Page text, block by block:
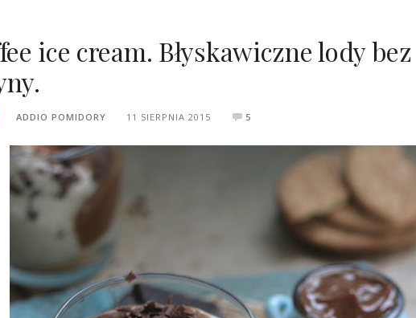
ice cream. Błyskawiczne lody bez
ADDIO POMIDORY 11 SIERPNIA 2015 5